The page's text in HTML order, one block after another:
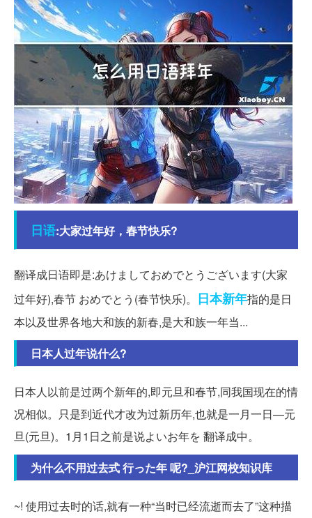
日语:大家过年好，春节快乐?
翻译成日语即是:あけましておめでとうございます(大家
过年好),春节 おめでとう(春节快乐)。 日本新年指的是日
本以及世界各地大和族的新春,是大和族一年当...
日本人过年说什么?
日本人以前是过两个新年的,即元旦和春节,同我国现在的情
况相似。只是到近代才改为过新历年,也就是一月一日—元
旦(元旦)。1月1日之前是说よいお年を 翻译成中。
为什么不用过去式 行った年 呢?_沪江网校知识库
~! 使用过去时的话,就有一种“当时已经流逝而去了”这种描